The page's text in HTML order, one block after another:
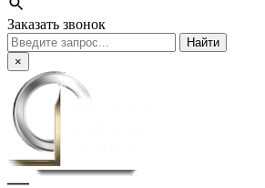
Заказать звонок
Поиск:
×